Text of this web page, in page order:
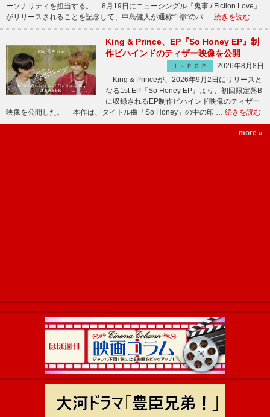
ーソナリティを担当する。 8月19日にニューシングル『鬼事 / Fiction Love』
がリリースされることを記念して、中島健人が通称“1部”のパ … 続きを読む
King & Prince、EP『So Honey EP』制
作ビハインドのティザー映像を公開
Ｊ－ＰＯＰ
2026年8月8日
King & Princeが、2026年9月2日にリリースと
なる1st EP『So Honey EP』より、初回限定盤B
に収録されるEP制作ビハインド映像のティザー
映像を公開した。 本作は、タイトル曲「So Honey」の中の印 … 続きを読む
more »